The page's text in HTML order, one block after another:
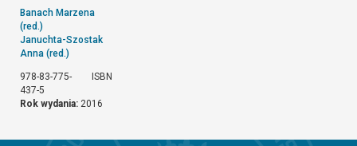
Banach Marzena
(red.)
Januchta-Szostak
Anna (red.)
978-83-775-
437-5
ISBN
Rok wydania: 2016